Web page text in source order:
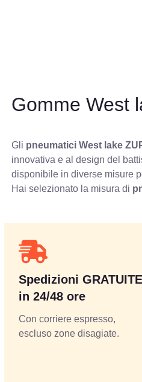
Gomme West
Gli pneumatici West lake
innovativa e al design del
disponibile in diverse misure
Hai selezionato la misura di
Spedizioni GRATUITE
in 24/48 ore
Con corriere espresso,
escluso zone disagiate.